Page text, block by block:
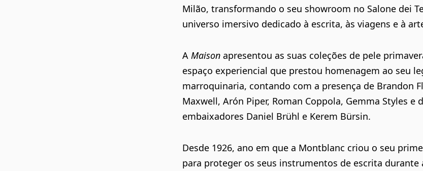
Milão, transformando o seu showroom no Salone dei
universo imersivo dedicado à escrita, às viagens e à
A Maisonapresentou as suas coleções de pele
espaço experiencial que prestou homenagem ao seu
marroquinaria, contando com a presença de Brandon
Maxwell, Arón Piper, Roman Coppola, Gemma Styles e
embaixadores Daniel Brühl e Kerem Bürsin.
Desde 1926, ano em que a Montblanc criou o seu
para proteger os seus instrumentos de escrita durante